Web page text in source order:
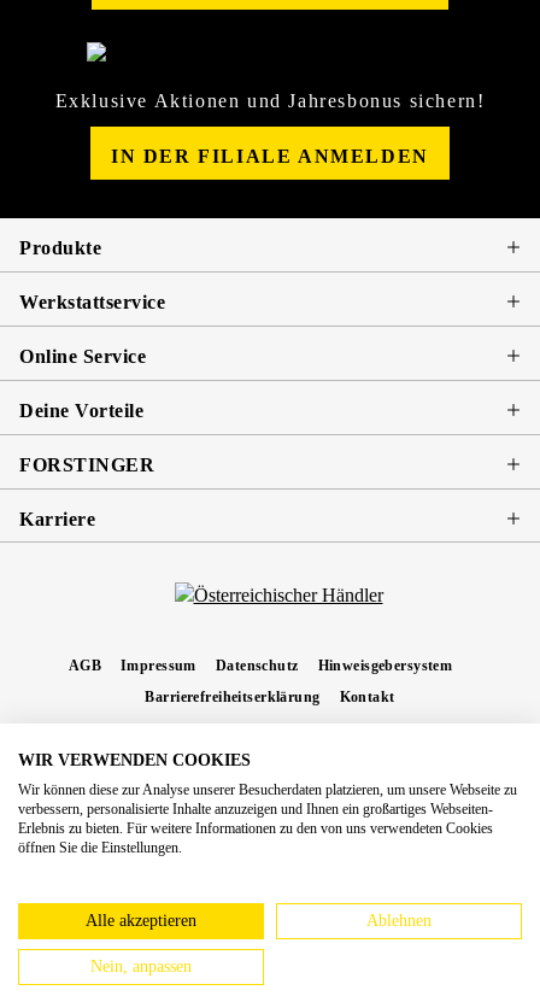
Exklusive Aktionen und Jahresbonus sichern!
IN DER FILIALE ANMELDEN
Produkte
Werkstattservice
Online Service
Deine Vorteile
FORSTINGER
Karriere
AGB Impressum Datenschutz
Hinweisgebersystem
Barrierefreiheitserklärung
Kontakt
Nachnahmegebühren, wenn nicht anders angegeben.
Copyright 2026 Forstinger Österreich GmbH
Königstetter Straße 128 - 134/OG3, 3430 Tulln
europäschen Online-Streitbeilegungs-Plattform hinzuweisen:
webgate.ec.europa.eu/odr
WIR VERWENDEN COOKIES
Wir können diese zur Analyse unserer Besucherdaten platzieren, um unsere Webseite zu
verbessern, personalisierte Inhalte anzuzeigen und Ihnen ein großartiges Webseiten-
Erlebnis zu bieten. Für weitere Informationen zu den von uns verwendeten Cookies
öffnen Sie die Einstellungen.
Alle akzeptieren Ablehnen
Nein, anpassen